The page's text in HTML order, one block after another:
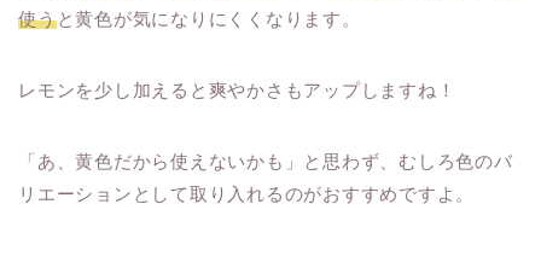
使うと黄色が気になりにくくなります。
レモンを少し加えると爽やかさもアップしますね！
「あ、黄色だから使えないかも」と思わず、むしろ色のバ
リエーションとして取り入れるのがおすすめですよ。